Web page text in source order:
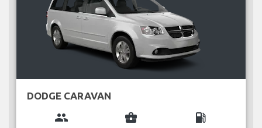
DODGE CARAVAN
group business_center local_gas_station